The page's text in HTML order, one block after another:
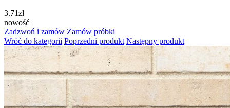
3.71zł
nowość
Zadzwoń i zamów Zamów próbki
Wróć do kategorii Poprzedni produkt Następny produkt